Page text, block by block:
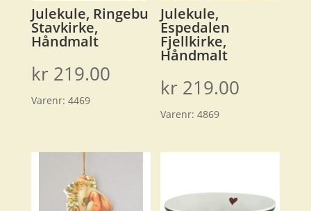
Julekule, Ringebu
Stavkirke,
Håndmalt
kr 219.00
Varenr: 4469
Julekule,
Espedalen
Fjellkirke,
Håndmalt
kr 219.00
Varenr:4869